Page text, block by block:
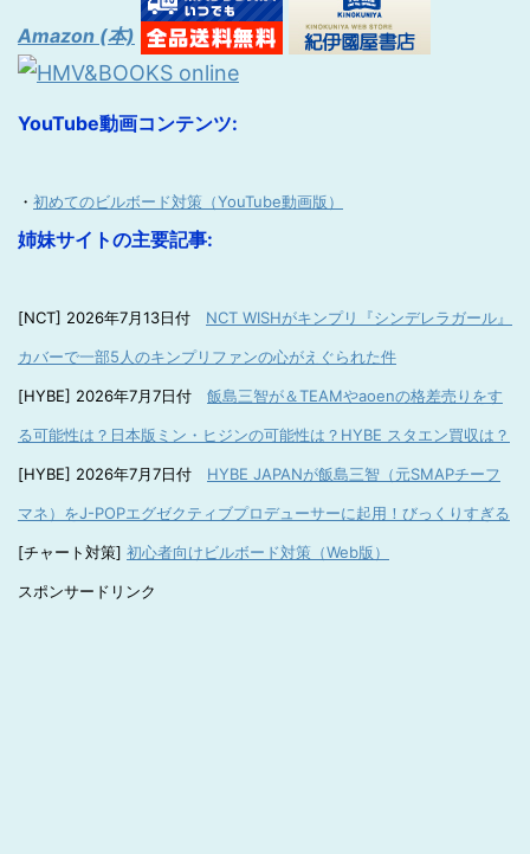
Amazon (本)
YouTube動画コンテンツ:
・ 初めてのビルボード対策（YouTube動画版）
姉妹サイトの主要記事:
[NCT] 2026年7月13日付 NCT WISHがキンプリ『シンデレラガール』
カバーで一部5人のキンプリファンの心がえぐられた件
[HYBE] 2026年7月7日付 飯島三智が＆TEAMやaoenの格差売りをす
る可能性は？日本版ミン・ヒジンの可能性は？HYBE スタエン買収は？
[HYBE] 2026年7月7日付 HYBE JAPANが飯島三智（元SMAPチーフ
マネ）をJ-POPエグゼクティブプロデューサーに起用！びっくりすぎる
[チャート対策] 初心者向けビルボード対策（Web版）
スポンサードリンク